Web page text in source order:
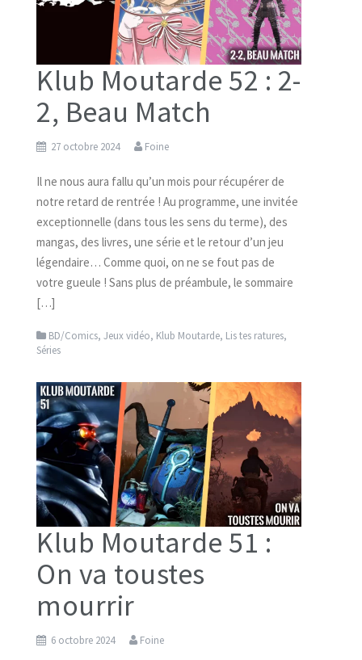
Klub Moutarde 52 : 2-
2, Beau Match
27 octobre 2024 Foine
Il ne nous aura fallu qu’un mois pour récupérer de
notre retard de rentrée ! Au programme, une invitée
exceptionnelle (dans tous les sens du terme), des
mangas, des livres, une série et le retour d’un jeu
légendaire… Comme quoi, on ne se fout pas de
votre gueule ! Sans plus de préambule, le sommaire
[…]
BD/Comics, Jeux vidéo, Klub Moutarde, Lis tes ratures,
Séries
Klub Moutarde 51 :
On va toustes
mourrir
6 octobre 2024 Foine